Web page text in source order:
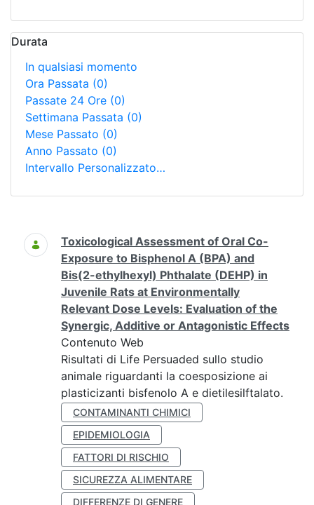
Durata
In qualsiasi momento
Ora Passata (0)
Passate 24 Ore (0)
Settimana Passata (0)
Mese Passato (0)
Anno Passato (0)
Intervallo Personalizzato…
Ricerca
Toxicological Assessment of Oral Co-
Exposure to Bisphenol A (BPA) and
Bis(2-ethylhexyl) Phthalate (DEHP) in
Juvenile Rats at Environmentally
Relevant Dose Levels: Evaluation of the
Synergic, Additive or Antagonistic Effects
Contenuto Web
Risultati di Life Persuaded sullo studio
animale riguardanti la coesposizione ai
plasticizanti bisfenolo A e dietilesilftalato.
CONTAMINANTI CHIMICI
EPIDEMIOLOGIA
FATTORI DI RISCHIO
SICUREZZA ALIMENTARE
DIFFERENZE DI GENERE